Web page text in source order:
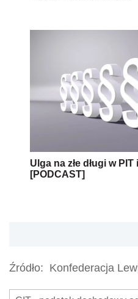
Ulga na złe długi w
[PODCAST]
Źródło: Konfederacja